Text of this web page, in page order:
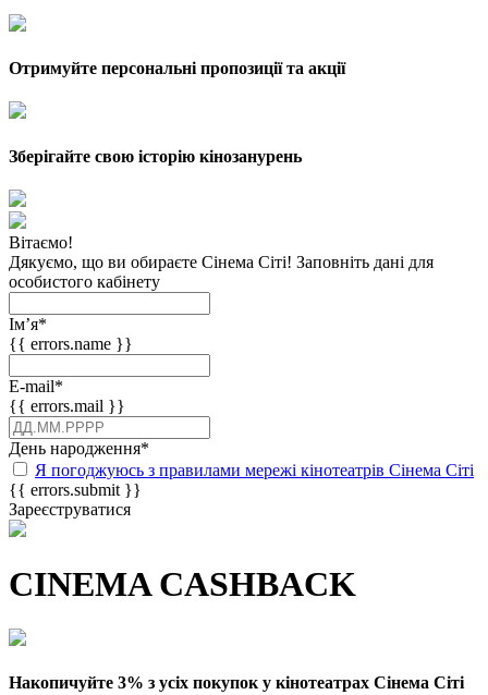
Отримуйте персональні пропозиції та акції
Зберігайте свою історію кінозанурень
Вітаємо!
Дякуємо, що ви обираєте Сінема Сіті! Заповніть дані для
особистого кабінету
Імʼя*
{{ errors.name }}
E-mail*
{{ errors.mail }}
День народження*
Я погоджуюсь з правилами мережі кінотеатрів Сінема Сіті
{{ errors.submit }}
Зареєструватися
CINEMA CASHBACK
Накопичуйте 3% з усіх покупок у кінотеатрах Сінема Сіті